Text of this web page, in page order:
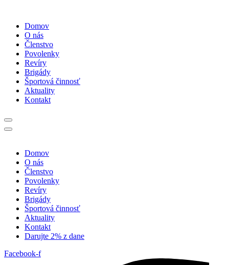
Domov
O nás
Členstvo
Povolenky
Revíry
Brigády
Športová činnosť
Aktuality
Kontakt
Domov
O nás
Členstvo
Povolenky
Revíry
Brigády
Športová činnosť
Aktuality
Kontakt
Darujte 2% z dane
Facebook-f